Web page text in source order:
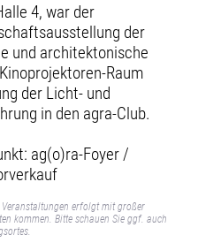
4, war der
der
und architektonische
Raum
der Licht- und
in den agra-Club.
ag(o)ra-Foyer /
Veranstaltungen erfolgt mit großer
kommen. Bitte schauen Sie ggf. auch